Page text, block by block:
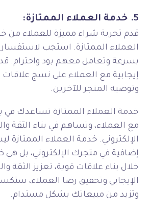
5. خدمة العملاء الممتازة:
قدم تجربة شراء مميزة للعملاء من
العملاء الممتازة. استجب
بسرعة وتعامل معهم بود واحترام.
إيجابية مع العملاء على نسج علاقات
وتوصية المتجر للآخرين.
خدمة العملاء الممتازة تساعدك في
مع العملاء، وتساهم في بناء الثقة
الإلكتروني. خدمة العملاء الممتازة
إضافية في متجرك الإلكتروني، بل
خلال بناء علاقات قوية، تعزيز الثقة
الإيجابي وتحقيق رضا العملاء،
وتزيد من مبيعاتك بشكل مستدام.